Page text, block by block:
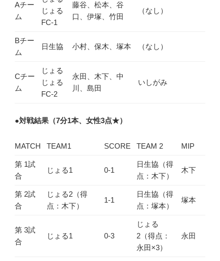
Aチー
ム
じょる
FC-1
藤谷、松本、谷
口、伊塚、竹田
（なし）
Bチー
ム
日生協 小村、保木、塚本 （なし）
Cチー
ム
じょる
じょる
FC-2
永田、木下、中
川、島田
いしがみ
●対戦結果（7分1本、女性3点★）
MATCH TEAM1 SCORE TEAM 2 MIP
第 1試
合
じょる1 0-1
日生協（得
点：木下）
木下
第 2試
合
じょる2（得
点：木下）
1-1
日生協（得
点：塚本）
塚本
第 3試
合
じょる1 0-3
じょる
2（得点：
永田×3）
永田